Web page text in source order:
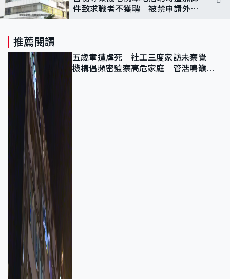
件致求職者不獲聘 被禁申請外勞
推薦閱讀
五歲童遭虐死｜社工三度家訪未察覺
機構倡頻密監察高危家庭 管浩鳴籲加